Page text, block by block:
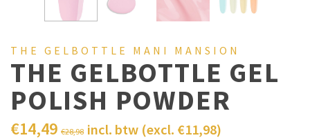
THE GELBOTTLE MANI MANSION
THE GELBOTTLE GEL
POLISH POWDER
€28,98
€14,49 incl. btw (excl. €11,98)